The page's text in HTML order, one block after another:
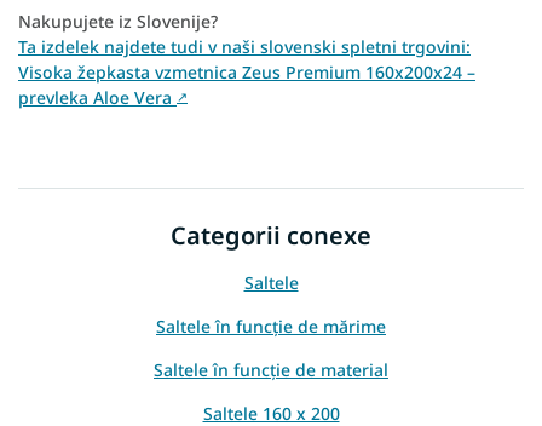
Nakupujete iz Slovenije?
Ta izdelek najdete tudi v naši slovenski spletni trgovini:
Visoka žepkasta vzmetnica Zeus Premium 160x200x24 –
prevleka Aloe Vera ↗
Categorii conexe
Saltele
Saltele în funcție de mărime
Saltele în funcție de material
Saltele 160 x 200